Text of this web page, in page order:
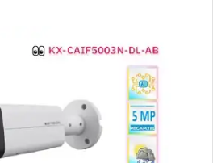
chú ý, sản phẩm này không
hình ảnh khi truyền qua
còn cho phép xử lý hình ảnh
MP. Hơn nữa, việc tích hợp
lượng Starlight giúp tăng
sát trong điều kiện ánh sáng
kiệm băng thông thông qua